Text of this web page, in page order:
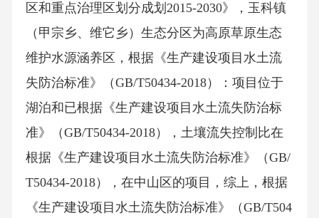
区和重点治理区划分成划2015-2030》，玉科镇
（甲宗乡、维它乡）生态分区为高原草原生态
维护水源涵养区，根据《生产建设项目水土流
失防治标准》（GB/T50434-2018）：项目位于
湖泊和已根据《生产建设项目水土流失防治标
准》（GB/T50434-2018），土壤流失控制比在
根据《生产建设项目水土流失防治标准》（GB/
T50434-2018），在中山区的项目，综上，根据
《生产建设项目水土流失防治标准》（GB/T504